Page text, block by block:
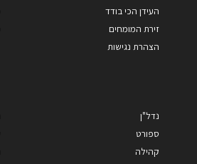
העידן הכי בודד
זירת המומחים
הצהרת נגישות
נדל"ן
ספורט
קהילה